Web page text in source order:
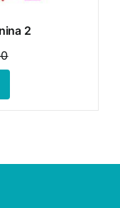
2
O
preço
era:
O
preço
é: